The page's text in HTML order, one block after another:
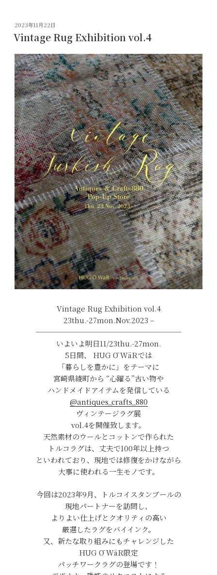
投
稿
日:
2023年11月22日
Vintage Rug Exhibition vol.4
Vintage Rug Exhibition vol.4
23thu.-27mon.Nov.2023 –
────────────────────
いよいよ明日11/23thu.-27mon.
5日間、 HUG Ō WäRでは
「暮らしを豊かに」をテーマに
宮崎県綾町から “心躍る”古い物や
ハンドメイドアイテムを発信している
@antiques_crafts_880
ヴィンテージラグ展
vol.4を開催致します。
天然素材のウールとコットンで作られた
トルコラグは、丈夫で100年以上持つ
といわれており、現地では修復をかけながら
大事に使われる一生モノです。
今回は2023年9月、トルコイスタンブールの
現地パートナーを訪問し、
よりよい仕上げとクオリティの高い
厳選したラグをバイインク。
又、新たな取り組みにもチャレンジした
HUG Ō WäR限定
パッチワークラグの登場です！